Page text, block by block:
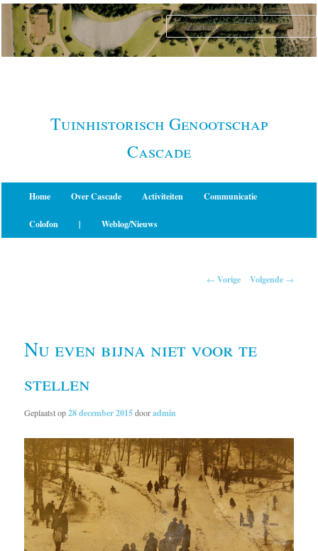
Spring
naar
primaire
Tuinhistorisch Genootschap
Cascade
Home Over Cascade Activiteiten Communicatie
Colofon | Weblog/Nieuws
← Vorige Volgende →
Nu even bijna niet voor te
stellen
Geplaatst op28 december 2015dooradmin